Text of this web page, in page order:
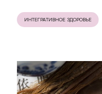
ИНТЕГРАТИВНОЕ ЗДОРОВЬЕ